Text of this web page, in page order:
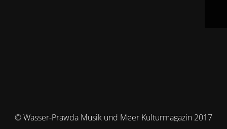
© Wasser-Prawda Musik und Meer Kulturmagazin 2017